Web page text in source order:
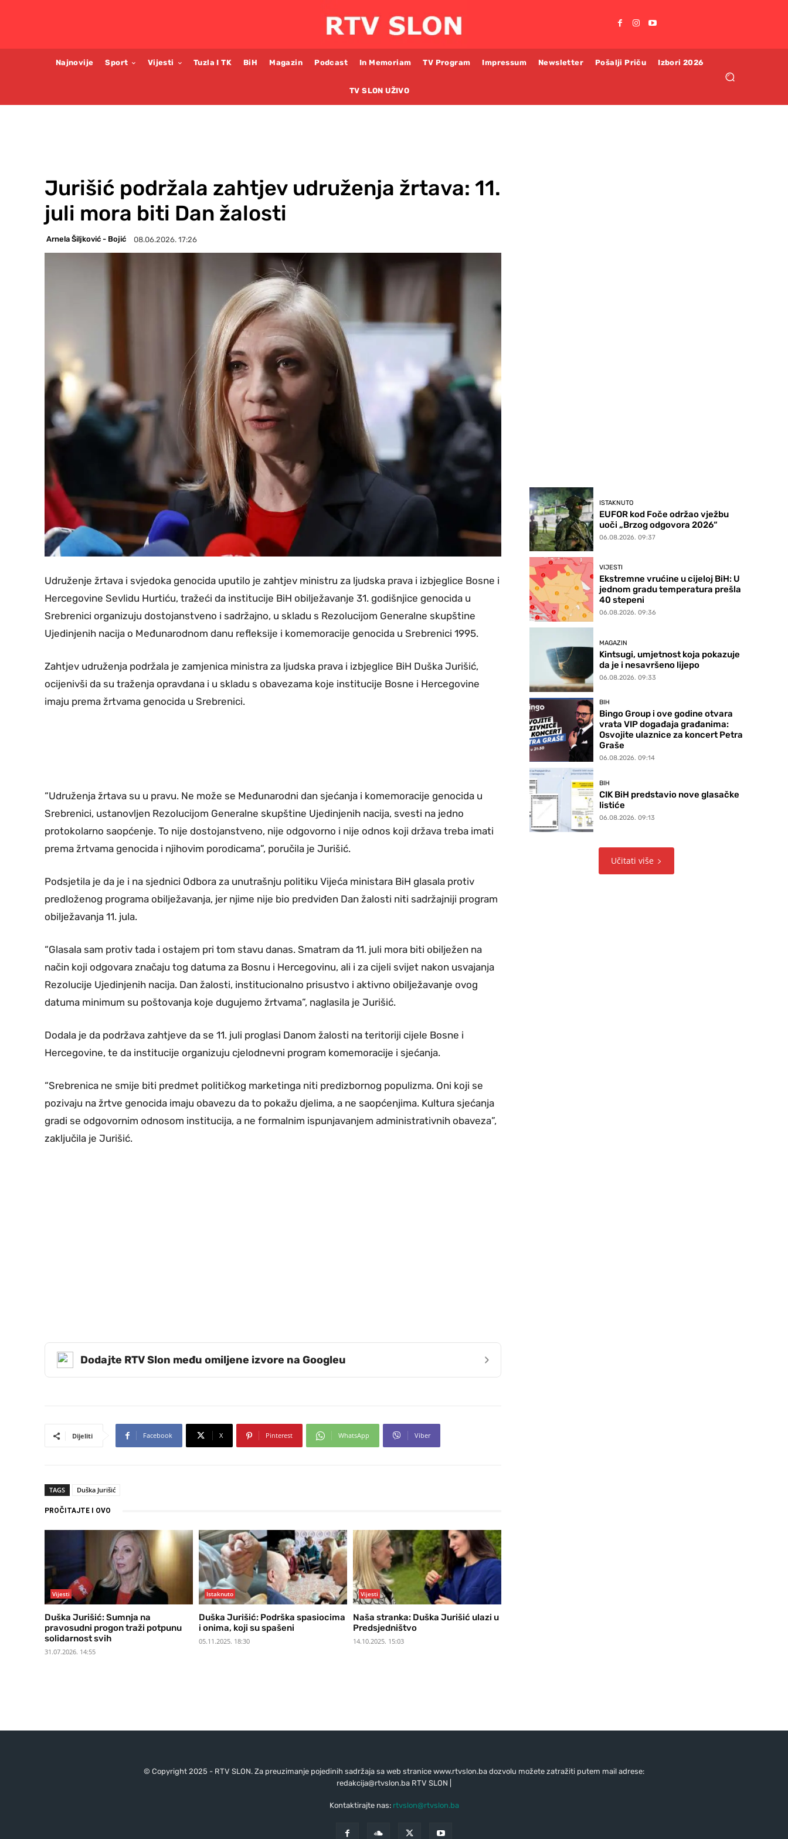
Najnovije Sport Vijesti Tuzla I TK BiH Magazin Podcast In Memoriam TV Program Impressum Newsletter Pošalji Priču Izbori 2026
TV SLON UŽIVO
Jurišić podržala zahtjev udruženja žrtava: 11.
juli mora biti Dan žalosti
Arnela Šiljković - Bojić 08.06.2026. 17:26
Udruženje žrtava i svjedoka genocida uputilo je zahtjev ministru za ljudska prava i izbjeglice Bosne i
Hercegovine Sevlidu Hurtiću, tražeći da institucije BiH obilježavanje 31. godišnjice genocida u
Srebrenici organizuju dostojanstveno i sadržajno, u skladu s Rezolucijom Generalne skupštine
Ujedinjenih nacija o Međunarodnom danu refleksije i komemoracije genocida u Srebrenici 1995.
Zahtjev udruženja podržala je zamjenica ministra za ljudska prava i izbjeglice BiH Duška Jurišić,
ocijenivši da su traženja opravdana i u skladu s obavezama koje institucije Bosne i Hercegovine
imaju prema žrtvama genocida u Srebrenici.
“Udruženja žrtava su u pravu. Ne može se Međunarodni dan sjećanja i komemoracije genocida u
Srebrenici, ustanovljen Rezolucijom Generalne skupštine Ujedinjenih nacija, svesti na jedno
protokolarno saopćenje. To nije dostojanstveno, nije odgovorno i nije odnos koji država treba imati
prema žrtvama genocida i njihovim porodicama”, poručila je Jurišić.
Podsjetila je da je i na sjednici Odbora za unutrašnju politiku Vijeća ministara BiH glasala protiv
predloženog programa obilježavanja, jer njime nije bio predviđen Dan žalosti niti sadržajniji program
obilježavanja 11. jula.
“Glasala sam protiv tada i ostajem pri tom stavu danas. Smatram da 11. juli mora biti obilježen na
način koji odgovara značaju tog datuma za Bosnu i Hercegovinu, ali i za cijeli svijet nakon usvajanja
Rezolucije Ujedinjenih nacija. Dan žalosti, institucionalno prisustvo i aktivno obilježavanje ovog
datuma minimum su poštovanja koje dugujemo žrtvama”, naglasila je Jurišić.
Dodala je da podržava zahtjeve da se 11. juli proglasi Danom žalosti na teritoriji cijele Bosne i
Hercegovine, te da institucije organizuju cjelodnevni program komemoracije i sjećanja.
“Srebrenica ne smije biti predmet političkog marketinga niti predizbornog populizma. Oni koji se
pozivaju na žrtve genocida imaju obavezu da to pokažu djelima, a ne saopćenjima. Kultura sjećanja
gradi se odgovornim odnosom institucija, a ne formalnim ispunjavanjem administrativnih obaveza”,
zaključila je Jurišić.
Dodajte RTV Slon među omiljene izvore na Googleu ›
Dijeliti Facebook X Pinterest WhatsApp Viber
TAGS Duška Jurišić
PROČITAJTE I OVO
Vijesti
Duška Jurišić: Sumnja na
pravosudni progon traži potpunu
solidarnost svih
31.07.2026. 14:55
Istaknuto
Duška Jurišić: Podrška spasiocima
i onima, koji su spašeni
05.11.2025. 18:30
Vijesti
Naša stranka: Duška Jurišić ulazi u
Predsjedništvo
14.10.2025. 15:03
ISTAKNUTO
EUFOR kod Foče održao vježbu
uoči „Brzog odgovora 2026“
06.08.2026. 09:37
VIJESTI
Ekstremne vrućine u cijeloj BiH: U
jednom gradu temperatura prešla
40 stepeni
06.08.2026. 09:36
MAGAZIN
Kintsugi, umjetnost koja pokazuje
da je i nesavršeno lijepo
06.08.2026. 09:33
BIH
Bingo Group i ove godine otvara
vrata VIP događaja građanima:
Osvojite ulaznice za koncert Petra
Graše
06.08.2026. 09:14
BIH
CIK BiH predstavio nove glasačke
listiće
06.08.2026. 09:13
Učitati više
© Copyright 2025 - RTV SLON. Za preuzimanje pojedinih sadržaja sa web stranice www.rtvslon.ba dozvolu možete zatražiti putem mail adrese:
redakcija@rtvslon.baRTV SLON |
Kontaktirajte nas: rtvslon@rtvslon.ba